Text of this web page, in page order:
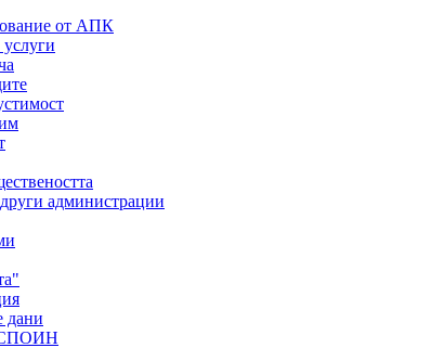
от АПК
администрации
дани